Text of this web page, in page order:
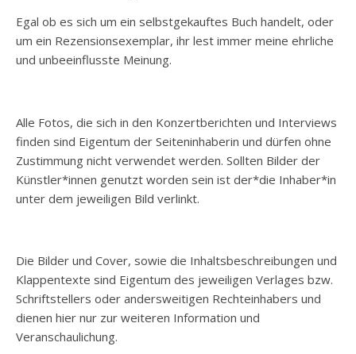
Egal ob es sich um ein selbstgekauftes Buch handelt, oder
um ein Rezensionsexemplar, ihr lest immer meine ehrliche
und unbeeinflusste Meinung.
Alle Fotos, die sich in den Konzertberichten und Interviews
finden sind Eigentum der Seiteninhaberin und dürfen ohne
Zustimmung nicht verwendet werden. Sollten Bilder der
Künstler*innen genutzt worden sein ist der*die Inhaber*in
unter dem jeweiligen Bild verlinkt.
Die Bilder und Cover, sowie die Inhaltsbeschreibungen und
Klappentexte sind Eigentum des jeweiligen Verlages bzw.
Schriftstellers oder andersweitigen Rechteinhabers und
dienen hier nur zur weiteren Information und
Veranschaulichung.